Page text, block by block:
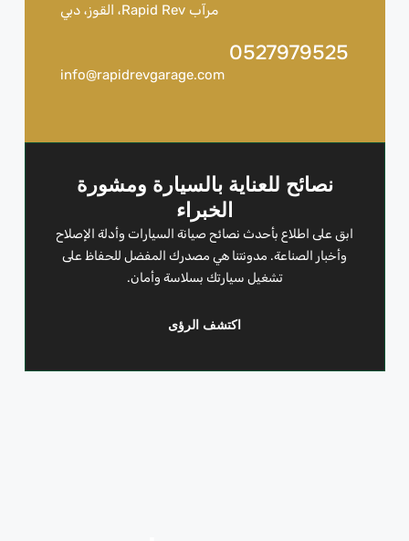
مرآب Rapid Rev، القوز، دبي
0527979525
info@rapidrevgarage.com
نصائح للعناية بالسيارة ومشورة
الخبراء
ابق على اطلاع بأحدث نصائح صيانة السيارات وأدلة الإصلاح
وأخبار الصناعة. مدونتنا هي مصدرك المفضل للحفاظ على
تشغيل سيارتك بسلاسة وأمان.
اكتشف الرؤى